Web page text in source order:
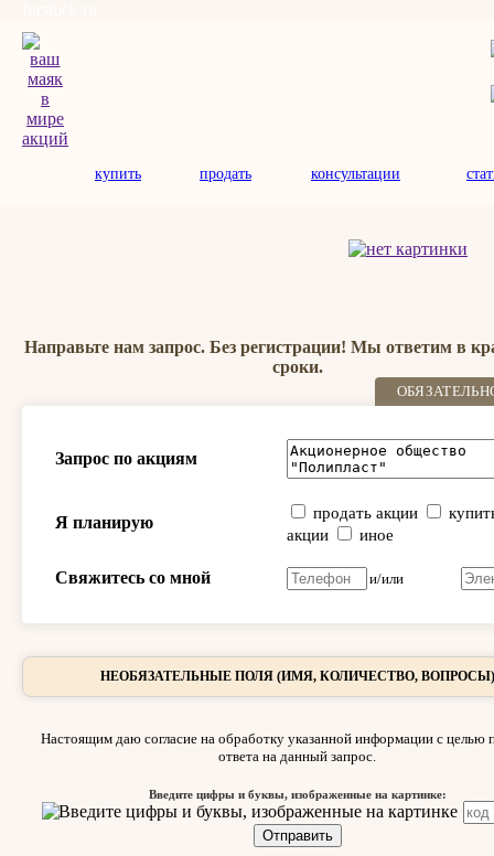
купить продать консультации
Направьте нам запрос. Без регистрации! Мы ответим в
сроки.
Запрос по акциям
Я планирую продать акции
акции
иное
Свяжитесь со мной и/или
НЕОБЯЗАТЕЛЬНЫЕ ПОЛЯ (ИМЯ, КОЛИЧЕСТВО, ВОПРОСЫ)
Настоящим даю согласие на обработку указанной информации с целью
ответа на данный запрос.
Введите цифры и буквы, изображенные на картинке: